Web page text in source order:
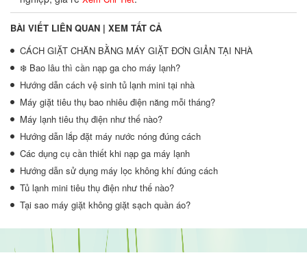
BÀI VIẾT LIÊN QUAN | XEM TẤT CẢ
CÁCH GIẶT CHĂN BẰNG MÁY GIẶT ĐƠN GIẢN TẠI NHÀ
❄️ Bao lâu thì cần nạp ga cho máy lạnh?
Hướng dẫn cách vệ sinh tủ lạnh mini tại nhà
Máy giặt tiêu thụ bao nhiêu điện năng mỗi tháng?
Máy lạnh tiêu thụ điện như thế nào?
Hướng dẫn lắp đặt máy nước nóng đúng cách
Các dụng cụ cần thiết khi nạp ga máy lạnh
Hướng dẫn sử dụng máy lọc không khí đúng cách
Tủ lạnh mini tiêu thụ điện như thế nào?
Tại sao máy giặt không giặt sạch quần áo?